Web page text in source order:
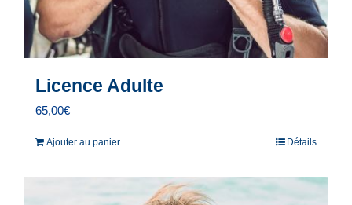
Licence Adulte
65,00€
Ajouter au panier Détails